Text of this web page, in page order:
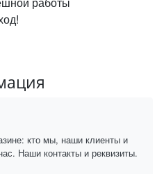
кто мы, наши клиенты и
Наши контакты и реквизиты.